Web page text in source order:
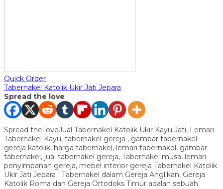
Quick Order
Tabernakel Katolik Ukir Jati Jepara
Spread the love
Spread the loveJual Tabernakel Katolik Ukir Kayu Jati, Lemari
Tabernakel Kayu, tabernakel gereja , gambar tabernakel
gereja katolik, harga tabernakel, lemari tabernakel, gambar
tabernakel, jual tabernakel gereja, Tabernakel musa, lemari
penyimpanan gereja, mebel interior gereja Tabernakel Katolik
Ukir Jati Jepara Tabernakel dalam Gereja Anglikan, Gereja
Katolik Roma dan Gereja Ortodoks Timur adalah sebuah